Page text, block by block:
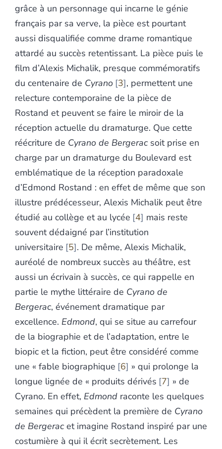
grâce à un personnage qui incarne le génie
français par sa verve, la pièce est pourtant
aussi disqualifiée comme drame romantique
attardé au succès retentissant. La pièce puis le
film d’Alexis Michalik, presque commémoratifs
du centenaire de Cyrano 3 , permettent une
relecture contemporaine de la pièce de
Rostand et peuvent se faire le miroir de la
réception actuelle du dramaturge. Que cette
réécriture de Cyrano de Bergeracsoit prise en
charge par un dramaturge du Boulevard est
emblématique de la réception paradoxale
d’Edmond Rostand : en effet de même que son
illustre prédécesseur, Alexis Michalik peut être
étudié au collège et au lycée 4 mais reste
souvent dédaigné par l’institution
universitaire 5 . De même, Alexis Michalik,
auréolé de nombreux succès au théâtre, est
aussi un écrivain à succès, ce qui rappelle en
partie le mythe littéraire de Cyrano de
Bergerac, événement dramatique par
excellence. Edmond, qui se situe au carrefour
de la biographie et de l’adaptation, entre le
biopic et la fiction, peut être considéré comme
une « fable biographique 6 » qui prolonge la
longue lignée de « produits dérivés 7 » de
Cyrano. En effet, Edmond raconte les quelques
semaines qui précèdent la première de Cyrano
de Bergeracet imagine Rostand inspiré par une
costumière à qui il écrit secrètement. Les